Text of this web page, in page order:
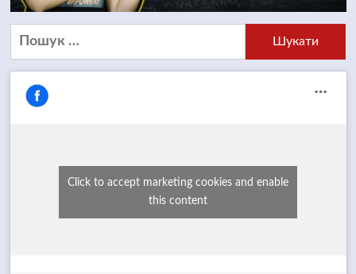
Пошук:
Click to accept marketing cookies and enable
this content